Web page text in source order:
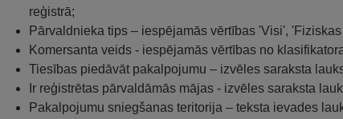
reģistrā;
Pārvaldnieka tips – iespējamās vērtības 'Visi',
Komersanta veids - iespējamās vērtības no
Tiesības piedāvāt pakalpojumu – izvēles saraksta
Ir reģistrētas pārvaldāmās mājas - izvēles saraksta
Pakalpojumu sniegšanas teritorija – teksta ievades